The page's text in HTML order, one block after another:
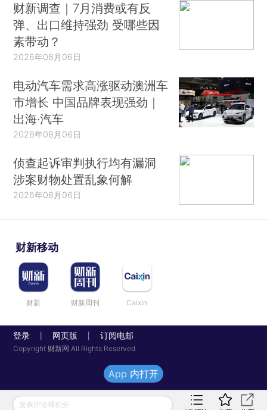
财新调查｜7月消费或有反
弹、出口维持强劲 受哪些因
素带动？
2026年08月06日
电动汽车需求高涨驱动澳洲车
市增长 中国品牌表现强劲｜
出海·汽车
2026年08月06日
侦查起诉审判执行均有漏洞
涉案财物处置乱象何解
2026年08月06日
财新移动
财新 财新周刊 Caixin
登录 网页版 订阅电邮
Copyright 财新网 All Rights Reserved
发表评论得积分
App 内打开